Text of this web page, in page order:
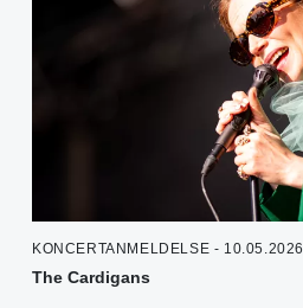
KONCERTANMELDELSE - 10.05.2026
The Cardigans